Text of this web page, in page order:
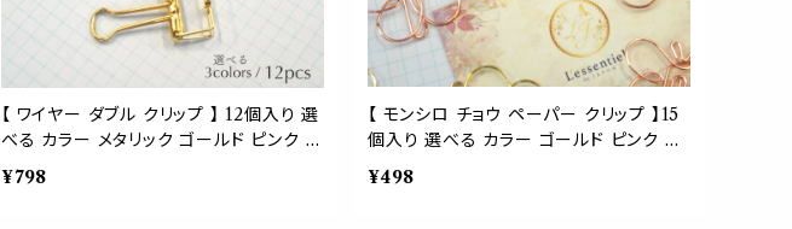
【 ワイヤー ダブル クリップ 】 12個入り 選
べる カラー メタリック ゴールド ピンク パ
ープル シンプル ペーパー アイテム バイ
ンダー オフィス 事務 用品 文房具 ステー
¥798
【 モンシロ チョウ ペーパー クリップ 】15
個入り 選べる カラー ゴールド ピンク ゼ
ム 紋白蝶 バタフライ 蝶々 ブライダル ア
イテム 本 ブックマーカー 栞 事務用品 デ
¥498